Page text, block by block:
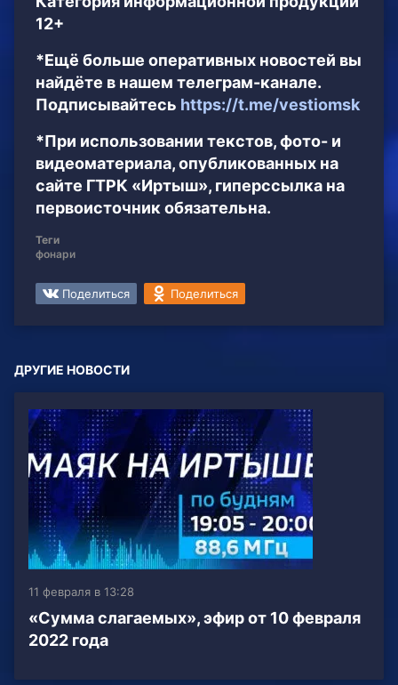
12+
*Ещё больше оперативных новостей вы
найдёте в нашем телеграм-канале.
Подписывайтесь https://t.me/vestiomsk
*При использовании текстов, фото- и
видеоматериала, опубликованных на
сайте ГТРК «Иртыш», гиперссылка на
первоисточник обязательна.
Теги
фонари
Поделиться Поделиться
ДРУГИЕ НОВОСТИ
11 февраля в 13:28
«Сумма слагаемых», эфир от 10 февраля
2022 года